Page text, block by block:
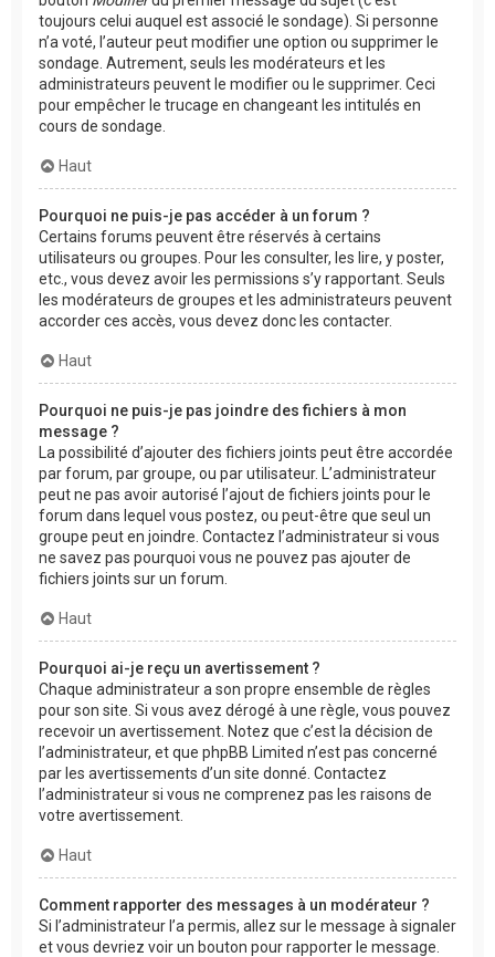
toujours celui auquel est associé le sondage). Si personne
n’a voté, l’auteur peut modifier une option ou supprimer le
sondage. Autrement, seuls les modérateurs et les
administrateurs peuvent le modifier ou le supprimer. Ceci
pour empêcher le trucage en changeant les intitulés en
cours de sondage.
Haut
Pourquoi ne puis-je pas accéder à un forum ?
Certains forums peuvent être réservés à certains
utilisateurs ou groupes. Pour les consulter, les lire, y poster,
etc., vous devez avoir les permissions s’y rapportant. Seuls
les modérateurs de groupes et les administrateurs peuvent
accorder ces accès, vous devez donc les contacter.
Haut
Pourquoi ne puis-je pas joindre des fichiers à mon
message ?
La possibilité d’ajouter des fichiers joints peut être accordée
par forum, par groupe, ou par utilisateur. L’administrateur
peut ne pas avoir autorisé l’ajout de fichiers joints pour le
forum dans lequel vous postez, ou peut-être que seul un
groupe peut en joindre. Contactez l’administrateur si vous
ne savez pas pourquoi vous ne pouvez pas ajouter de
fichiers joints sur un forum.
Haut
Pourquoi ai-je reçu un avertissement ?
Chaque administrateur a son propre ensemble de règles
pour son site. Si vous avez dérogé à une règle, vous pouvez
recevoir un avertissement. Notez que c’est la décision de
l’administrateur, et que phpBB Limited n’est pas concerné
par les avertissements d’un site donné. Contactez
l’administrateur si vous ne comprenez pas les raisons de
votre avertissement.
Haut
Comment rapporter des messages à un modérateur ?
Si l’administrateur l’a permis, allez sur le message à signaler
et vous devriez voir un bouton pour rapporter le message.